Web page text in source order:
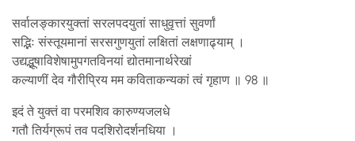
सर्वालङ्कारयुक्तां सरलपदयुतां साधुवृत्तां सुवर्णां
सद्भिः संस्तूयमानां सरसगुणयुतां लक्षितां लक्षणाढ्याम् ।
उद्यद्भूषाविशेषामुपगतविनयां द्योतमानार्थरेखां
कल्याणीं देव गौरीप्रिय मम कविताकन्यकां त्वं गृहाण ॥ 98 ॥
इदं ते युक्तं वा परमशिव कारुण्यजलधे
गतौ तिर्यग्रूपं तव पदशिरोदर्शनधिया ।